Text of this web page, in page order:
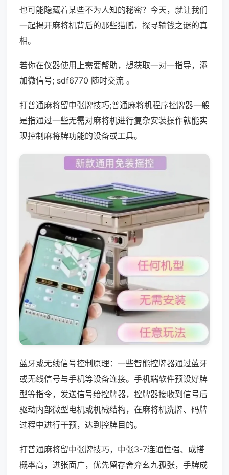
也可能隐藏着某些不为人知的秘密？今天，就让我们
一起揭开麻将机背后的那些猫腻，探寻输钱之谜的真
相。
若你在仪器使用上需要帮助，想获取一对一指导，添
加微信号; sdf6770 随时交流 。
打普通麻将留中张牌技巧;普通麻将机程序控牌器一般
是指通过一些无需对麻将机进行复杂安装操作就能实
现控制麻将牌功能的设备或工具。
蓝牙或无线信号控制原理：一些智能控牌器通过蓝牙
或无线信号与手机等设备连接。手机端软件预设好牌
型等指令，发送信号给控牌器，控牌器接收到信号后
驱动内部微型电机或机械结构，在麻将机洗牌、码牌
过程中进行干预，达到控牌目的。
打普通麻将留中张牌技巧，中张3-7连通性强、成搭
概率高，进张面广，优先留存舍弃幺九孤张，手牌成